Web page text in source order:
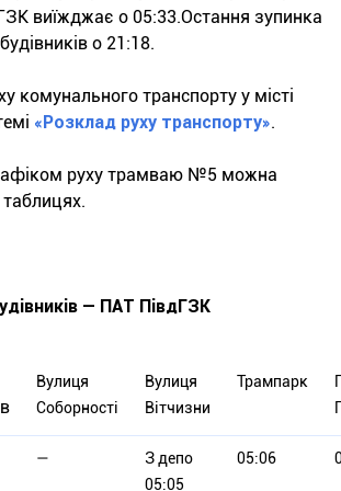
виїжджає о 05:33.Остання зупинка
о 21:18.
комунального транспорту у місті
«Розклад руху транспорту».
руху трамваю №5 можна
— ПАТ ПівдГЗК
Вулиця
Соборності
Вулиця
Вітчизни
Трампарк
—
З депо
05:05
05:06